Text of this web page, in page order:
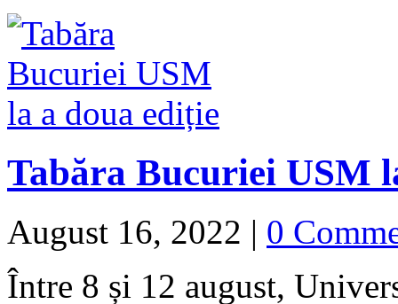
Tabăra Bucuriei USM
August 16, 2022 | 0
Între 8 și 12 august,